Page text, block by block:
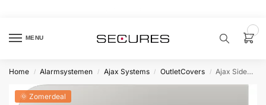
MENU
product…
Home / Alarmsystemen / Ajax Systems / OutletCovers / Ajax SideCover type E Oestergrijs
🌞 Zomerdeal